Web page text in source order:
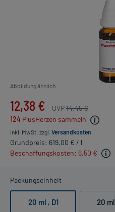
Abbildung ähnlich
12,38 € UVP14,45 €
124 PlusHerzen sammeln
inkl. MwSt. zzgl. Versandkosten
Grundpreis: 619,00 € / l
Beschaffungskosten: 6,50 €
Packungseinheit
20 ml , D1 20 ml